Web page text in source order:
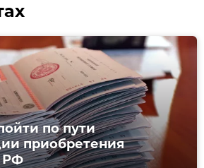
по пути
приобретения
РФ